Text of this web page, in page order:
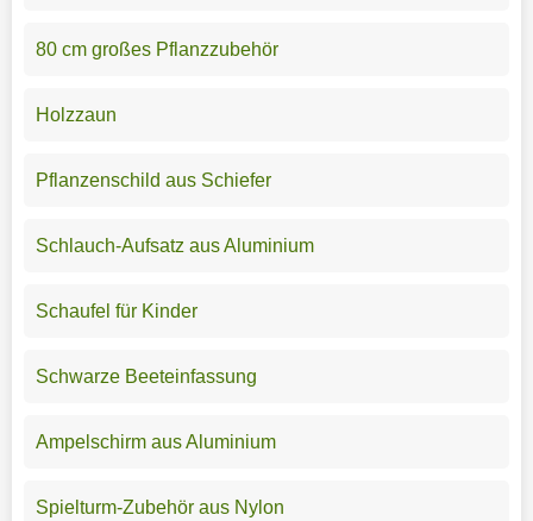
80 cm großes Pflanzzubehör
Holzzaun
Pflanzenschild aus Schiefer
Schlauch-Aufsatz aus Aluminium
Schaufel für Kinder
Schwarze Beeteinfassung
Ampelschirm aus Aluminium
Spielturm-Zubehör aus Nylon